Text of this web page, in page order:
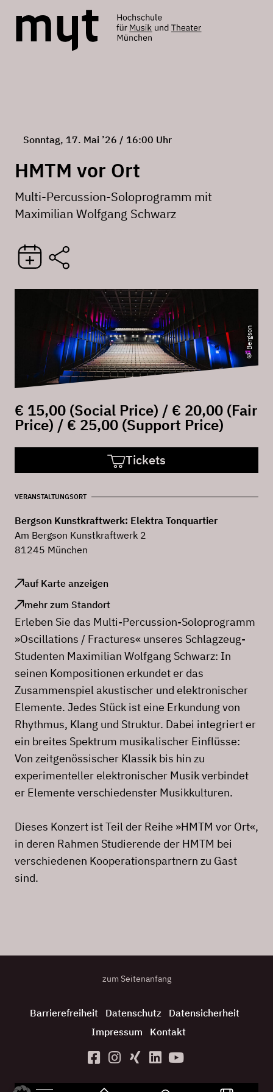
Sonntag, 17. Mai ’26 / 16:00 Uhr
HMTM vor Ort
Multi-Percussion-Soloprogramm mit
Maximilian Wolfgang Schwarz
© Bergson
€ 15,00 (Social Price) / € 20,00 (Fair
Price) / € 25,00 (Support Price)
Tickets
VERANSTALTUNGSORT
Bergson Kunstkraftwerk: Elektra Tonquartier
Am Bergson Kunstkraftwerk 2
81245 München
auf Karte anzeigen
mehr zum Standort
Erleben Sie das Multi-Percussion-Soloprogramm
»Oscillations / Fractures« unseres Schlagzeug-
Studenten Maximilian Wolfgang Schwarz: In
seinen Kompositionen erkundet er das
Zusammenspiel akustischer und elektronischer
Elemente. Jedes Stück ist eine Erkundung von
Rhythmus, Klang und Struktur. Dabei integriert er
ein breites Spektrum musikalischer Einflüsse:
Von zeitgenössischer Klassik bis hin zu
experimenteller elektronischer Musik verbindet
er Elemente verschiedenster Musikkulturen.
Dieses Konzert ist Teil der Reihe »HMTM vor Ort«,
in deren Rahmen Studierende der HMTM bei
verschiedenen Kooperationspartnern zu Gast
sind.
zum Seitenanfang
Barrierefreiheit Datenschutz
Datensicherheit
Impressum
Kontakt